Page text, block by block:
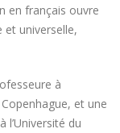
en français ouvre
et universelle,
à
et une
l’Université du